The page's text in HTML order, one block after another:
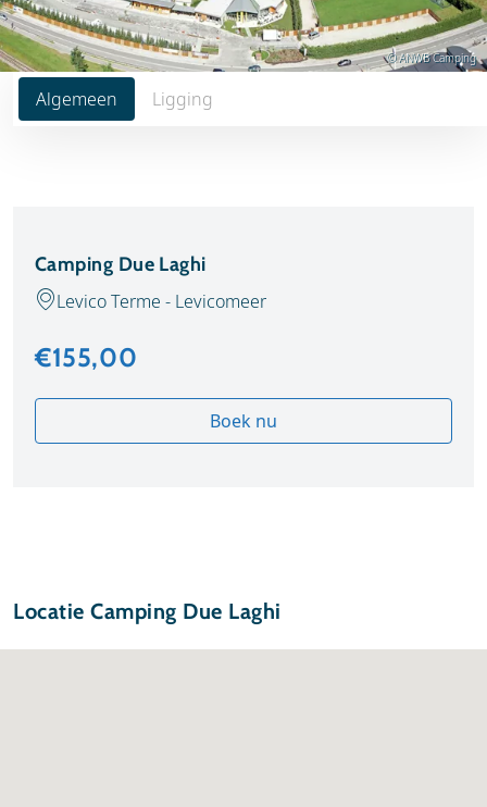
Algemeen Ligging
© ANWB Camping
Camping Due Laghi
Levico Terme - Levicomeer
€155,00
Boek nu
Locatie Camping Due Laghi